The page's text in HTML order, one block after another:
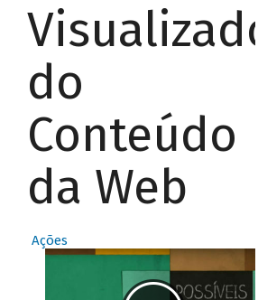
do
Conteúdo
da Web
Ações